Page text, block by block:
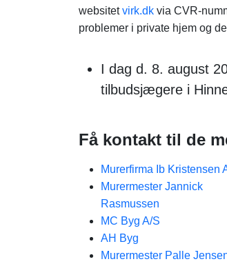
websitetvirk.dk via CVR-
problemer i private hjem og
I dag d. 8. august
tilbudsjægere i
Få kontakt til de
Murerfirma Ib Kristensen
Murermester Jannick
Rasmussen
MC Byg A/S
AH Byg
Murermester Palle